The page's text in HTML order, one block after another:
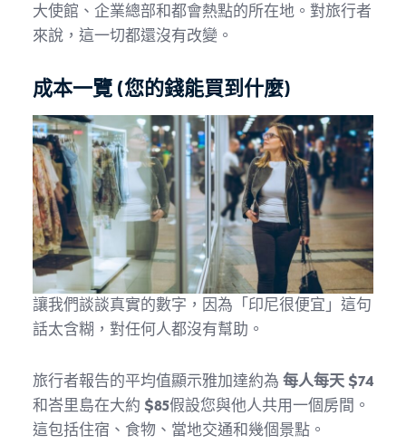
大使館、企業總部和都會熱點的所在地。對旅行者
來說，這一切都還沒有改變。
成本一覽 (您的錢能買到什麼)
讓我們談談真實的數字，因為「印尼很便宜」這句
話太含糊，對任何人都沒有幫助。
旅行者報告的平均值顯示雅加達約為 每人每天 $74
和峇里島在大約 $85假設您與他人共用一個房間。
這包括住宿、食物、當地交通和幾個景點。